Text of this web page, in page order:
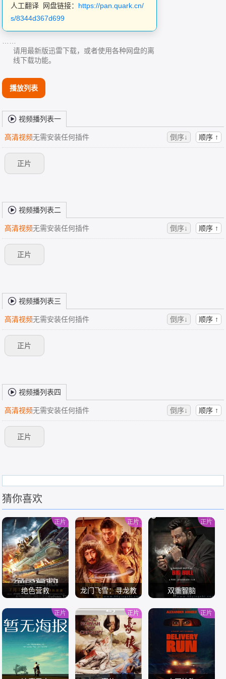
人工翻译 网盘链接： https://pan.quark.cn/
s/8344d367d699
请用最新版迅雷下载，或者使用各种网盘的离
线下载功能。
播放列表
视频播列表一
高清视频无需安装任何插件 倒序↓ 顺序 ↑
正片
视频播列表二
高清视频无需安装任何插件 倒序↓ 顺序 ↑
正片
视频播列表三
高清视频无需安装任何插件 倒序↓ 顺序 ↑
正片
视频播列表四
高清视频无需安装任何插件 倒序↓ 顺序 ↑
正片
猜你喜欢
绝色营救
/
正片
龙门飞雪：寻龙教
/
正片
双重智脑
正片
正片 正片 正片